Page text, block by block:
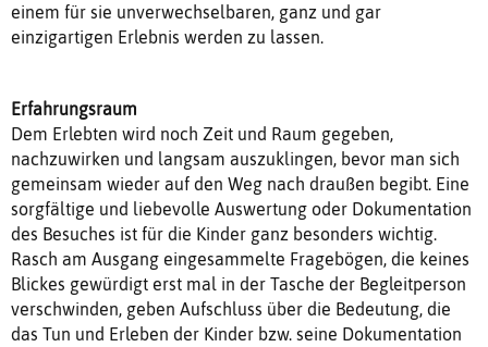
einem für sie unverwechselbaren, ganz und gar
einzigartigen Erlebnis werden zu lassen.
Erfahrungsraum
Dem Erlebten wird noch Zeit und Raum gegeben,
nachzuwirken und langsam auszuklingen, bevor man sich
gemeinsam wieder auf den Weg nach draußen begibt. Eine
sorgfältige und liebevolle Auswertung oder Dokumentation
des Besuches ist für die Kinder ganz besonders wichtig.
Rasch am Ausgang eingesammelte Fragebögen, die keines
Blickes gewürdigt erst mal in der Tasche der Begleitperson
verschwinden, geben Aufschluss über die Bedeutung, die
das Tun und Erleben der Kinder bzw. seine Dokumentation